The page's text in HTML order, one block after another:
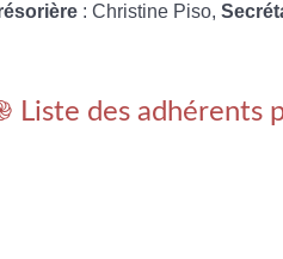
: Christine Piso,
Liste des adhérents